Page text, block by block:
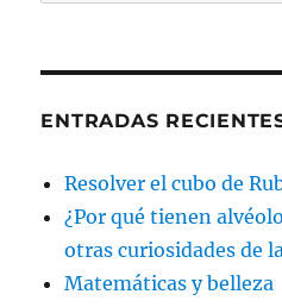
ENTRADAS
Resolver el cubo de
¿Por qué tienen
otras curiosidades de
Matemáticas y belleza